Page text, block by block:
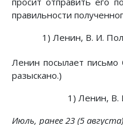
правильности
1) Ленин, В. И.
Ленин посылает
разыскано.)
1) Ленин, В.
Июль, ранее 23 (5